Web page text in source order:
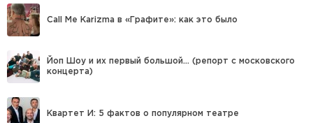
Call Me Karizma в «Графите»: как это было
Йоп Шоу и их первый большой… (репорт с московского
концерта)
Квартет И: 5 фактов о популярном театре